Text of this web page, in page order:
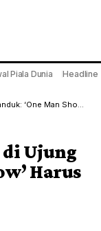
Piala Dunia Headline
Man Show’ Harus Diakhiri
di Ujung
Harus